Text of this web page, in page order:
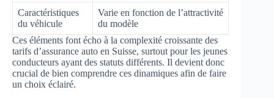
Caractéristiques
du véhicule
Varie en fonction de l’attractivité
du modèle
Ces éléments font écho à la complexité croissante des
tarifs d’assurance auto en Suisse, surtout pour les jeunes
conducteurs ayant des statuts différents. Il devient donc
crucial de bien comprendre ces dinamiques afin de faire
un choix éclairé.